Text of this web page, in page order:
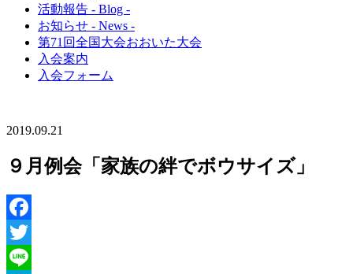
活動報告 - Blog -
お知らせ - News -
第71回全国大会おおいた大会
入会案内
入会フォーム
2019.09.21
９月例会「家族の絆でボウサイズ」
Facebook
Twitter